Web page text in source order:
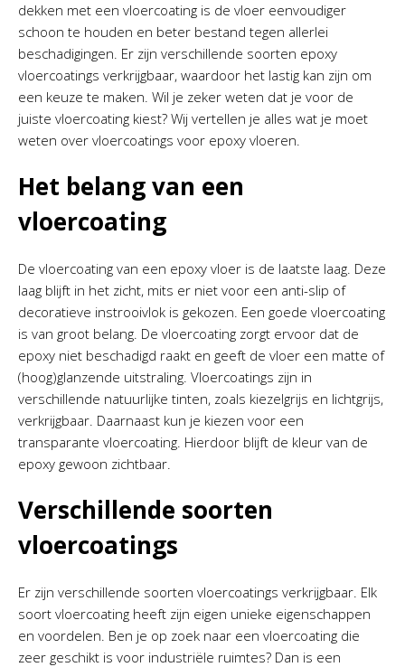
dekken met een vloercoating is de vloer eenvoudiger
schoon te houden en beter bestand tegen allerlei
beschadigingen. Er zijn verschillende soorten epoxy
vloercoatings verkrijgbaar, waardoor het lastig kan zijn om
een keuze te maken. Wil je zeker weten dat je voor de
juiste vloercoating kiest? Wij vertellen je alles wat je moet
weten over vloercoatings voor epoxy vloeren.
Het belang van een
vloercoating
De vloercoating van een epoxy vloer is de laatste laag. Deze
laag blijft in het zicht, mits er niet voor een anti-slip of
decoratieve instrooivlok is gekozen. Een goede vloercoating
is van groot belang. De vloercoating zorgt ervoor dat de
epoxy niet beschadigd raakt en geeft de vloer een matte of
(hoog)glanzende uitstraling. Vloercoatings zijn in
verschillende natuurlijke tinten, zoals kiezelgrijs en lichtgrijs,
verkrijgbaar. Daarnaast kun je kiezen voor een
transparante vloercoating. Hierdoor blijft de kleur van de
epoxy gewoon zichtbaar.
Verschillende soorten
vloercoatings
Er zijn verschillende soorten vloercoatings verkrijgbaar. Elk
soort vloercoating heeft zijn eigen unieke eigenschappen
en voordelen. Ben je op zoek naar een vloercoating die
zeer geschikt is voor industriële ruimtes? Dan is een